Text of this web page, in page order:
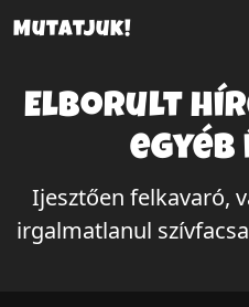
Mutatjuk!
Elborult
Ijesztően felkavaró,
irgalmatlanul